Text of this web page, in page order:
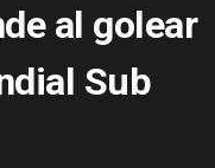
al golear
Sub